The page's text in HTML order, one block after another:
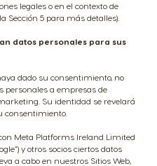
legales o en el contexto de
Sección 5 para más detalles).
datos personales para sus
dado su consentimiento, no
personales a empresas de
Su identidad se revelará
consentimiento.
Meta Platforms Ireland Limited
y otros socios ciertos datos
a cabo en nuestros Sitios Web,
Dominican
Spanish
El Salvador
Spanish